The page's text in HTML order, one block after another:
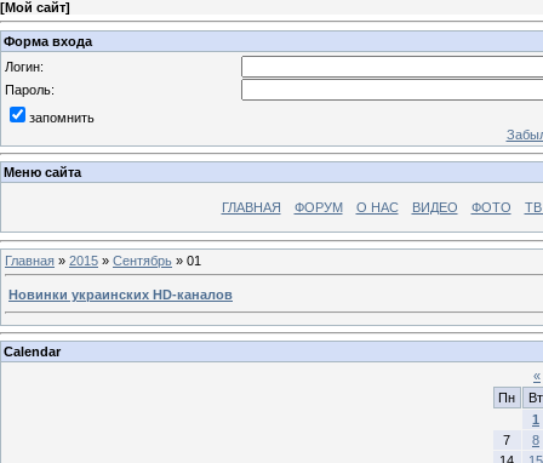
[Мой сайт]
Форма входа
Логин:
Пароль:
запомнить
Меню сайта
ГЛАВНАЯ ФОРУМ О НАС ВИДЕО ФОТО ТВ
Главная » 2015 » Сентябрь » 01
Новинки украинских HD-каналов
Calendar
«
Пн
Вт
1
7
8